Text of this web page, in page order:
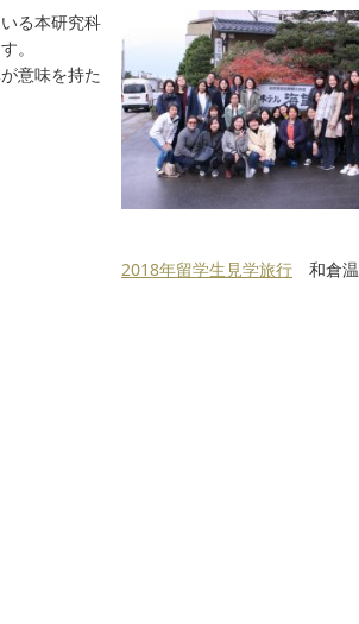
2018年留学生見学旅行 和倉
る本研究科
。
意味を持た